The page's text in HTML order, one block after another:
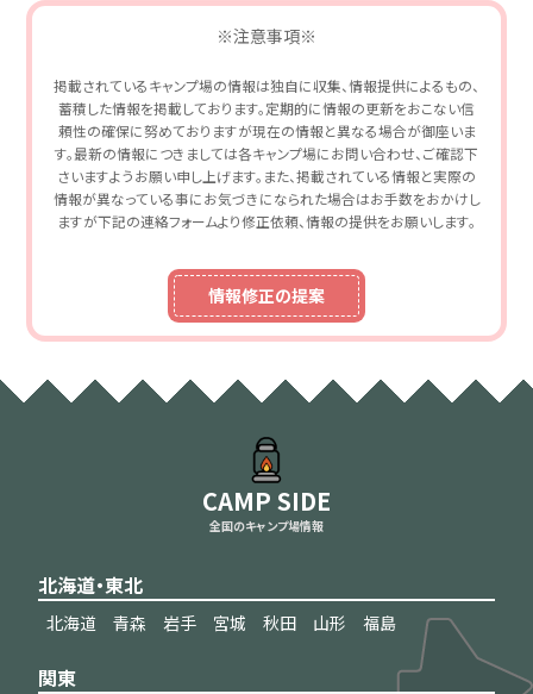
※注意事項※
掲載されているキャンプ場の情報は独自に収集、情報提供によるもの、
蓄積した情報を掲載しております。定期的に情報の更新をおこない信
頼性の確保に努めておりますが現在の情報と異なる場合が御座いま
す。最新の情報につきましては各キャンプ場にお問い合わせ、ご確認下
さいますようお願い申し上げます。また、掲載されている情報と実際の
情報が異なっている事にお気づきになられた場合はお手数をおかけし
ますが下記の連絡フォームより修正依頼、情報の提供をお願いします。
情報修正の提案
CAMP SIDE
全国のキャンプ場情報
北海道・東北
北海道 青森 岩手 宮城 秋田 山形 福島
関東